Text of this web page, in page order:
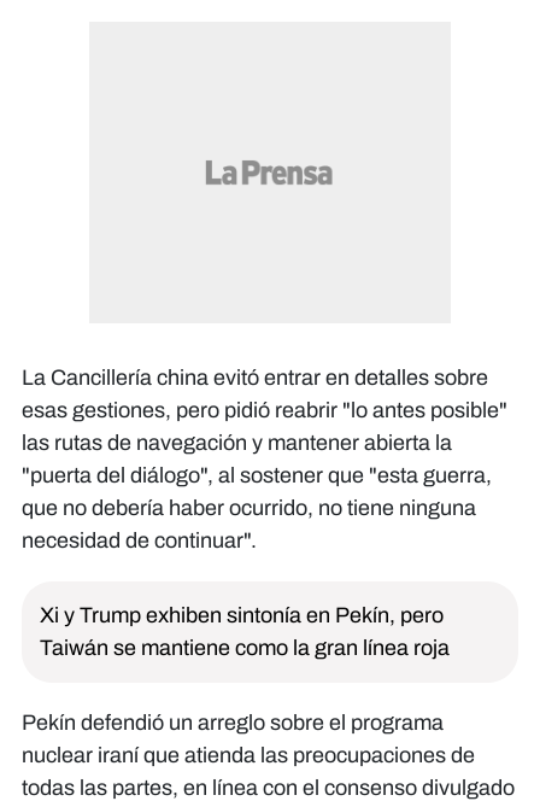
La Cancillería china evitó entrar en detalles sobre
esas gestiones, pero pidió reabrir "lo antes posible"
las rutas de navegación y mantener abierta la
"puerta del diálogo", al sostener que "esta guerra,
que no debería haber ocurrido, no tiene ninguna
necesidad de continuar".
Xi y Trump exhiben sintonía en Pekín, pero
Taiwán se mantiene como la gran línea roja
Pekín defendió un arreglo sobre el programa
nuclear iraní que atienda las preocupaciones de
todas las partes, en línea con el consenso divulgado